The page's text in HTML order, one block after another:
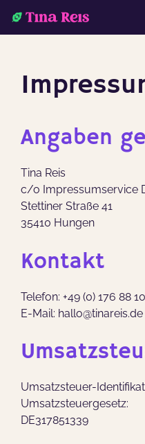
Inhalt
Angaben
Tina Reis
c/o Impressumservice
Stettiner Straße 41
35410 Hungen
Kontakt
Telefon: +49 (0) 176 88
E-Mail: hallo@tinareis.de
Umsatzsteuer-
Umsatzsteuergesetz:
DE317851339